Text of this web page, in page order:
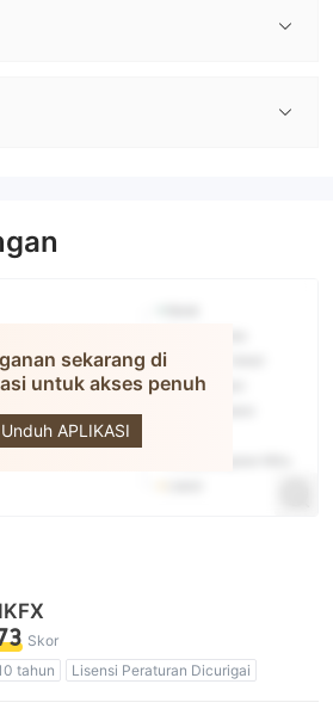
sekarang di
untuk akses penuh
Unduh APLIKASI
EVERBRIGHT
Skor
tahun
Lisensi Peraturan Dicurigai